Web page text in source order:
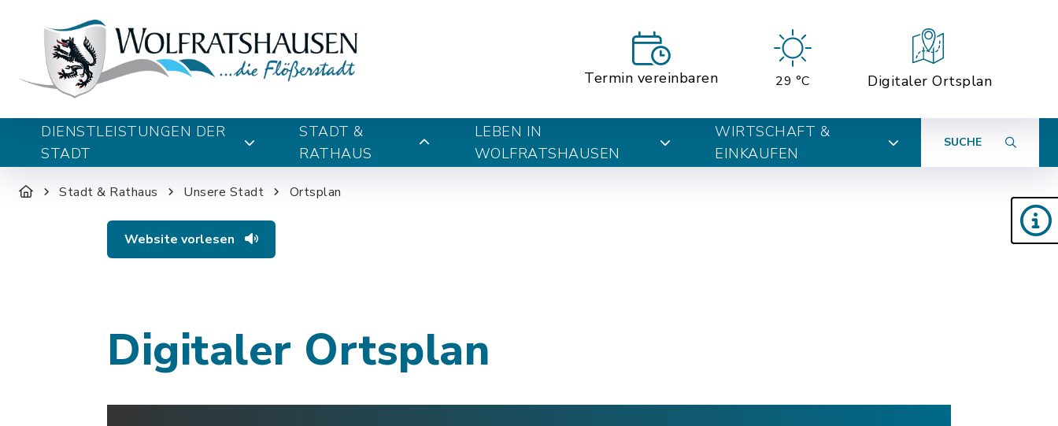
Termin vereinbaren 29 °C Digitaler Ortsplan
DIENSTLEISTUNGEN DER
STADT
STADT &
RATHAUS
LEBEN IN
WOLFRATSHAUSEN
WIRTSCHAFT &
EINKAUFEN
SUCHE
Stadt & Rathaus Unsere Stadt Ortsplan
Website vorlesen
Digitaler Ortsplan